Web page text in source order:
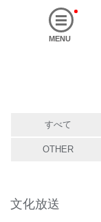
MENU
すべて
OTHER
文化放送